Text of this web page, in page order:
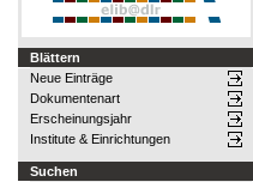
Blättern
Neue Einträge
Dokumentenart
Erscheinungsjahr
Institute & Einrichtungen
Suchen